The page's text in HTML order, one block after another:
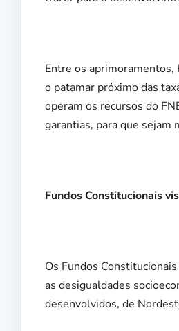
Entre os aprimoramentos,
o patamar próximo das
operam os recursos do
garantias, para que sejam
Fundos Constitucionais
Os Fundos
as desigualdades
desenvolvidos, de